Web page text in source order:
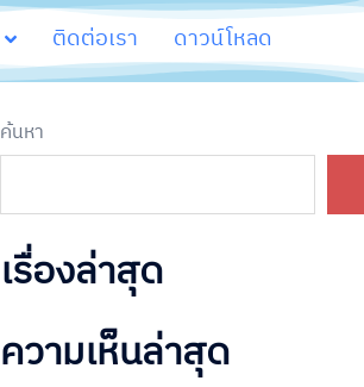
ติดต่อเรา ดาวน์โหลด
ค้นหา
เรื่องล่าสุด
ความเห็นล่าสุด